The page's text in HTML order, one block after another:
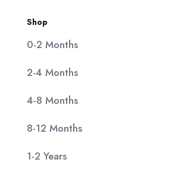
Shop
0-2 Months
2-4 Months
4-8 Months
8-12 Months
1-2 Years